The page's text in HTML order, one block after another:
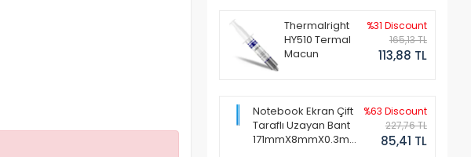
Thermalright
HY510 Termal
Macun
%31 Discount
165,13 TL
113,88 TL
Notebook Ekran Çift
Taraflı Uzayan Bant
171mmX8mmX0.3mm
%63 Discount
227,76 TL
85,41 TL